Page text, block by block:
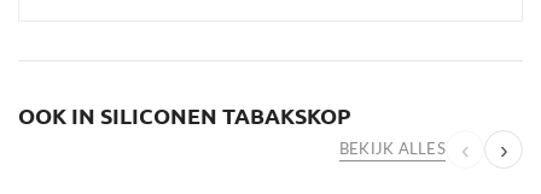
OOK IN SILICONEN TABAKSKOP
BEKIJK ALLES ‹ ›